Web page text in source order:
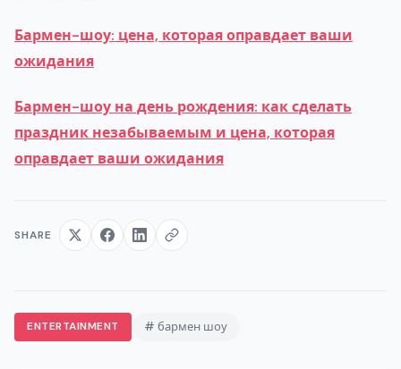
Бармен-шоу: цена, которая оправдает ваши
ожидания
Бармен-шоу на день рождения: как сделать
праздник незабываемым и цена, которая
оправдает ваши ожидания
SHARE
ENTERTAINMENT # бармен шоу